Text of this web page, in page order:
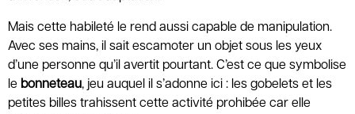
Mais cette habileté le rend aussi capable de manipulation.
Avec ses mains, il sait escamoter un objet sous les yeux
d’une personne qu’il avertit pourtant. C’est ce que symbolise
le bonneteau, jeu auquel il s’adonne ici : les gobelets et les
petites billes trahissent cette activité prohibée car elle